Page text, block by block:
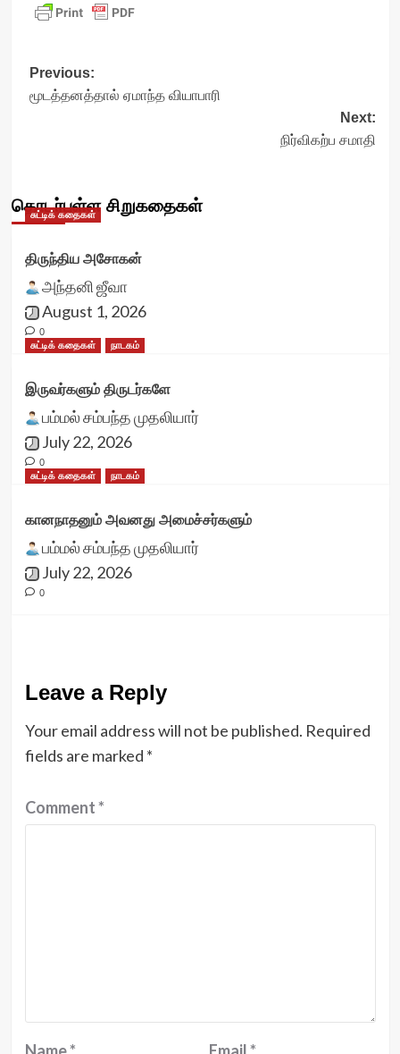
Post
navigation
Previous:
மூடத்தனத்தால் ஏமாந்த வியாபாரி
Next:
நிர்விகற்ப சமாதி
தொடர்புள்ள சிறுகதைகள்
சுட்டிக் கதைகள்
திருந்திய அசோகன்
அந்தனி ஜீவா
August 1, 2026
0
சுட்டிக் கதைகள்
நாடகம்
இருவர்களும் திருடர்களே
பம்மல் சம்பந்த முதலியார்
July 22, 2026
0
சுட்டிக் கதைகள்
நாடகம்
கானநாதனும் அவனது அமைச்சர்களும்
பம்மல் சம்பந்த முதலியார்
July 22, 2026
0
Leave a Reply
Your email address will not be published. Required
fields are marked *
Comment*